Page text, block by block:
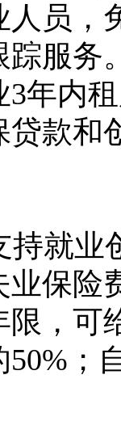
员，
服务
3年内
款和
业
保险
限，可
50%；